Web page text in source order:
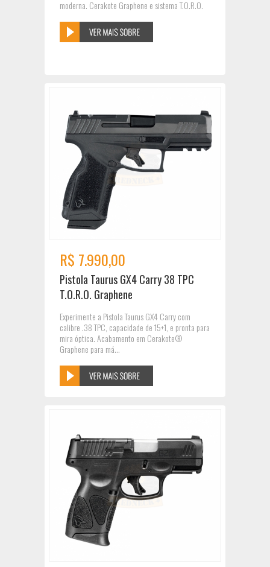
moderna. Cerakote Graphene e sistema T.O.R.O.
R$ 7.990,00
Pistola Taurus GX4 Carry 38 TPC
T.O.R.O. Graphene
Experimente a Pistola Taurus GX4 Carry com
calibre .38 TPC, capacidade de 15+1, e pronta para
mira óptica. Acabamento em Cerakote®
Graphene para má...